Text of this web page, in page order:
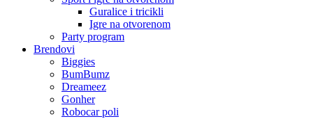
Guralice i tricikli
Igre na otvorenom
Party program
Brendovi
Biggies
BumBumz
Dreameez
Gonher
Robocar poli